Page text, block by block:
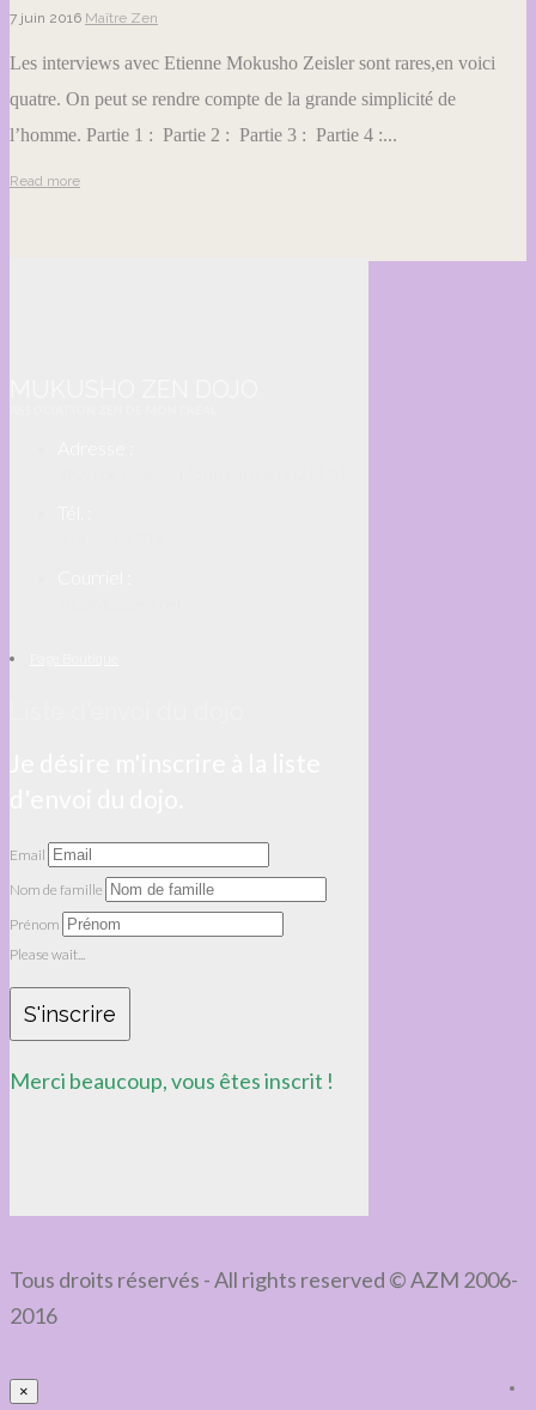
7 juin 2016 Maître Zen
Les interviews avec Etienne Mokusho Zeisler sont rares,en voici
quatre. On peut se rendre compte de la grande simplicité de
l’homme. Partie 1 : Partie 2 : Partie 3 : Partie 4 :...
Read more
Email
Nom de famille
Prénom
Please wait...
S'inscrire
Merci beaucoup, vous êtes inscrit !
Tous droits réservés - All rights reserved © AZM 2006-
2016
×